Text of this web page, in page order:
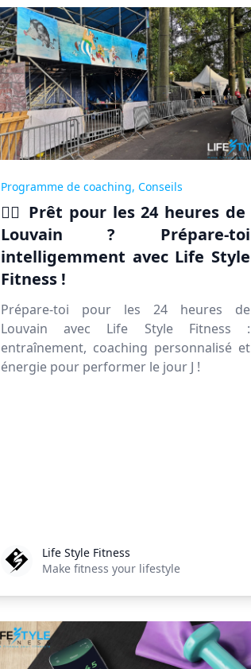
Programme de coaching, Conseils
🏃‍♀️ Prêt pour les 24 heures de
Louvain ? Prépare-toi
intelligemment avec Life Style
Fitness !
Prépare-toi pour les 24 heures de
Louvain avec Life Style Fitness :
entraînement, coaching personnalisé et
énergie pour performer le jour J !
Life Style Fitness
Life Style Fitness
Make fitness your lifestyle